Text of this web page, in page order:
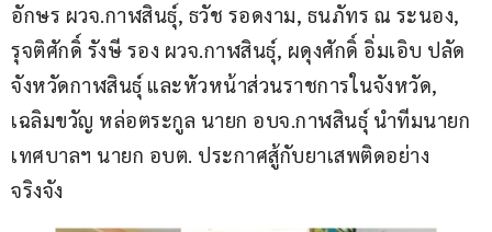
อักษร ผวจ.กาฬสินธุ์, ธวัช รอดงาม, ธนภัทร ณ ระนอง,
รุจติศักดิ์ รังษี รอง ผวจ.กาฬสินธุ์, ผดุงศักดิ์ อิ่มเอิบ ปลัด
จังหวัดกาฬสินธุ์ และหัวหน้าส่วนราชการในจังหวัด,
เฉลิมขวัญ หล่อตระกูล นายก อบจ.กาฬสินธุ์ นำทีมนายก
เทศบาลฯ นายก อบต. ประกาศสู้กับยาเสพติดอย่าง
จริงจัง